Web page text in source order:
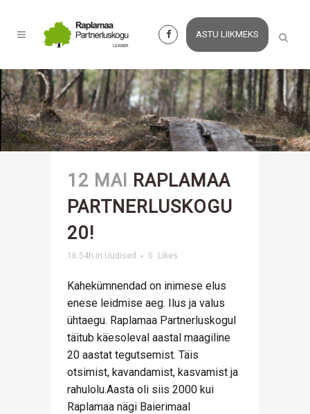
ASTU LIIKMEKS
12 MAI
RAPLAMAA
PARTNERLUSKOGU
20!
16:54h in Uudised 0 Likes
Kahekümnendad on inimese elus
enese leidmise aeg. Ilus ja valus
ühtaegu. Raplamaa Partnerluskogul
täitub käesoleval aastal maagiline
20 aastat tegutsemist. Täis
otsimist, kavandamist, kasvamist ja
rahulolu.Aasta oli siis 2000 kui
Raplamaa nägi Baierimaal